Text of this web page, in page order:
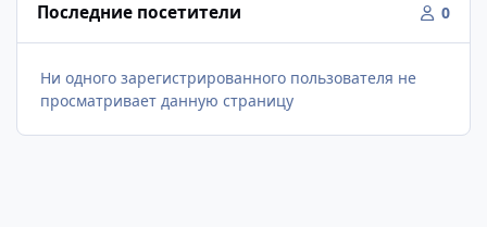
Последние посетители 0
Ни одного зарегистрированного пользователя не
просматривает данную страницу